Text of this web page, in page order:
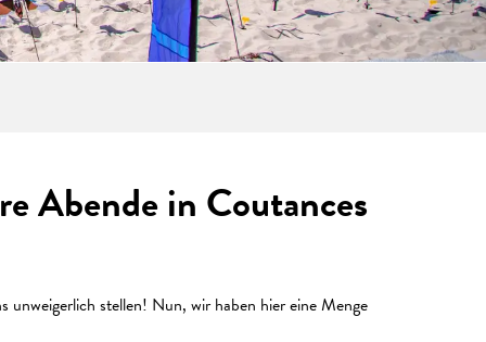
Abende in Coutances
unweigerlich stellen! Nun, wir haben hier eine Menge